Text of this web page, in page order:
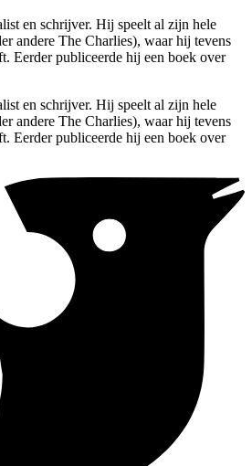
en schrijver. Hij speelt al zijn hele
andere The Charlies), waar hij tevens
Eerder publiceerde hij een boek over
en schrijver. Hij speelt al zijn hele
andere The Charlies), waar hij tevens
Eerder publiceerde hij een boek over